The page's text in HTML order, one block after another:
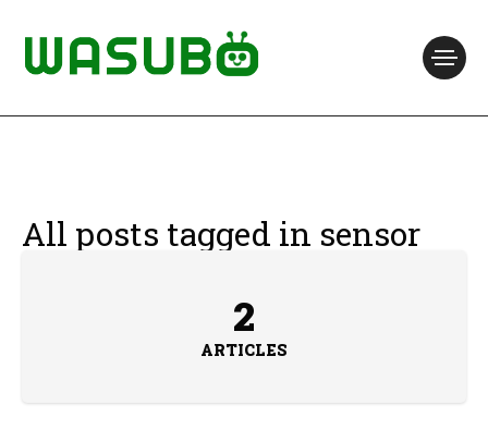
All posts tagged in sensor
2
ARTICLES